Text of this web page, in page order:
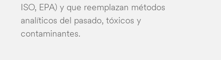
ISO, EPA) y que reemplazan métodos
analíticos del pasado, tóxicos y
contaminantes.